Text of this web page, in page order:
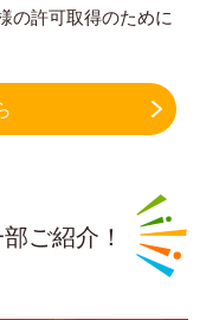
の許可取得のために
ご紹介！